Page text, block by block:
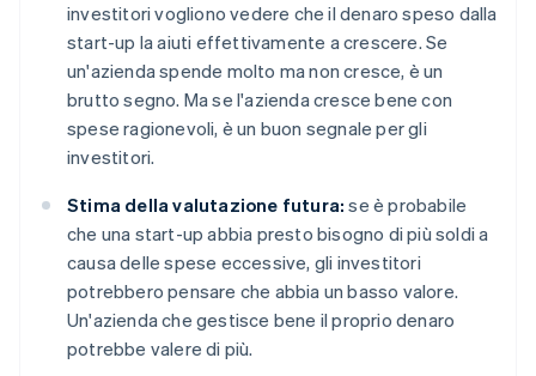
investitori vogliono vedere che il denaro speso dalla
start-up la aiuti effettivamente a crescere. Se
un'azienda spende molto ma non cresce, è un
brutto segno. Ma se l'azienda cresce bene con
spese ragionevoli, è un buon segnale per gli
investitori.
Stima della valutazione futura: se è probabile
che una start-up abbia presto bisogno di più soldi a
causa delle spese eccessive, gli investitori
potrebbero pensare che abbia un basso valore.
Un'azienda che gestisce bene il proprio denaro
potrebbe valere di più.